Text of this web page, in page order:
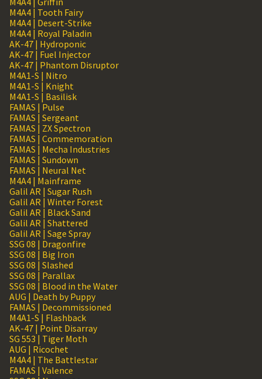
M4A4 | Tooth Fairy
M4A4 | Desert-Strike
M4A4 | Royal Paladin
AK-47 | Hydroponic
AK-47 | Fuel Injector
AK-47 | Phantom Disruptor
M4A1-S | Nitro
M4A1-S | Knight
M4A1-S | Basilisk
FAMAS | Pulse
FAMAS | Sergeant
FAMAS | ZX Spectron
FAMAS | Commemoration
FAMAS | Mecha Industries
FAMAS | Sundown
FAMAS | Neural Net
M4A4 | Mainframe
Galil AR | Sugar Rush
Galil AR | Winter Forest
Galil AR | Black Sand
Galil AR | Shattered
Galil AR | Sage Spray
SSG 08 | Dragonfire
SSG 08 | Big Iron
SSG 08 | Slashed
SSG 08 | Parallax
SSG 08 | Blood in the Water
AUG | Death by Puppy
FAMAS | Decommissioned
M4A1-S | Flashback
AK-47 | Point Disarray
SG 553 | Tiger Moth
AUG | Ricochet
M4A4 | The Battlestar
FAMAS | Valence